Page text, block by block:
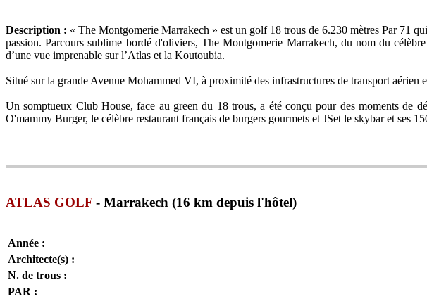
Description : « The Montgomerie Marrakech » est un golf 18 trous de 6.230 mètres Par 71
passion. Parcours sublime bordé d'oliviers, The Montgomerie Marrakech, du nom du
d’une vue imprenable sur l’Atlas et la Koutoubia.
Situé sur la grande Avenue Mohammed VI, à proximité des infrastructures de transport
Un somptueux Club House, face au green du 18 trous, a été conçu pour des moments de
O'mammy Burger, le célèbre restaurant français de burgers gourmets et JSet le skybar et ses
ATLAS GOLF - Marrakech (16 km depuis l'hôtel)
Année :
Architecte(s) :
N. de trous :
PAR :